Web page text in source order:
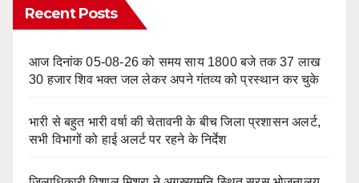
Recent Posts
आज दिनांक 05-08-26 को समय साय 1800 बजे तक 37 लाख
30 हजार शिव भक्त जल लेकर अपने गंतव्य को प्रस्थान कर चुके
भारी से बहुत भारी वर्षा की चेतावनी के बीच जिला प्रशासन अलर्ट,
सभी विभागों को हाई अलर्ट पर रहने के निर्देश